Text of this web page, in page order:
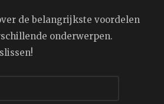
de belangrijkste voordelen
onderwerpen.